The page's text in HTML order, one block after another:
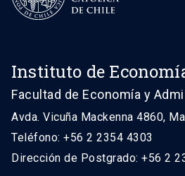
Instituto de
Facultad de Economía y
Avda. Vicuña Mackenna 4860,
Teléfono: +56 2 2354 4303
Dirección de Postgrado: +56 2